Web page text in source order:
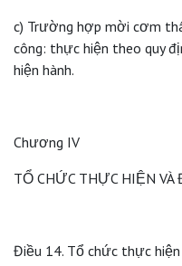
c) Trường hợp mời cơm
công: thực hiện theo quy
hiện hành.
Chương IV
TỔ CHỨC THỰC HIỆN
Điều 14. Tổ chức thực hiện